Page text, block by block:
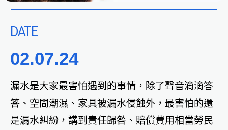
漏水是大家最害怕遇到的事情，除了聲音滴滴答
答、空間潮濕、家具被漏水侵蝕外，最害怕的還
是漏水糾紛，講到責任歸咎、賠償費用相當勞民
DATE
02.07.24